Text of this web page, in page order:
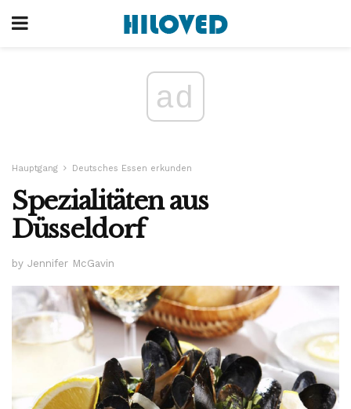
ad
Hauptgang Deutsches Essen erkunden
Spezialitäten aus
Düsseldorf
by Jennifer McGavin